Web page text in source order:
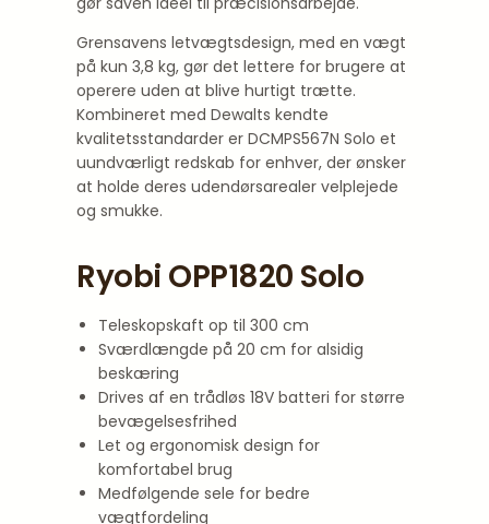
Grensavens letvægtsdesign, med en vægt
på kun 3,8 kg, gør det lettere for brugere at
operere uden at blive hurtigt trætte.
Kombineret med Dewalts kendte
kvalitetsstandarder er DCMPS567N Solo et
uundværligt redskab for enhver, der ønsker
at holde deres udendørsarealer velplejede
og smukke.
Ryobi OPP1820 Solo
Teleskopskaft op til 300 cm
Sværdlængde på 20 cm for alsidig
beskæring
Drives af en trådløs 18V batteri for større
bevægelsesfrihed
Let og ergonomisk design for
komfortabel brug
Medfølgende sele for bedre
vægtfordeling